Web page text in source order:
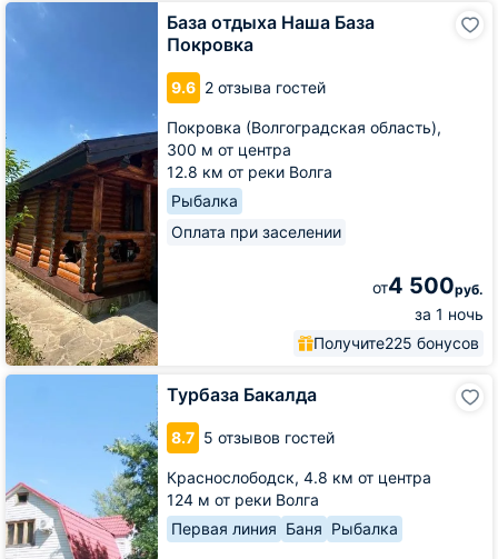
База отдыха Наша База
Покровка
9.6 2 отзыва гостей
Покровка (Волгоградская область),
300 м от центра
12.8 км от реки Волга
Рыбалка
Оплата при заселении
от4 500руб.
за 1 ночь
Получите225 бонусов
База
Турбаза Бакалда
8.7 5 отзывов гостей
Краснослободск, 4.8 км от центра
124 м от реки Волга
Первая линия Баня Рыбалка
Турбаза